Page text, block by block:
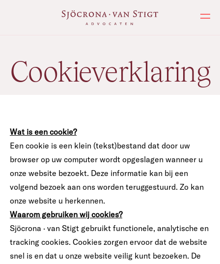
Cookieverklaring
Wat is een cookie?
Een cookie is een klein (tekst)bestand dat door uw
browser op uw computer wordt opgeslagen wanneer u
onze website bezoekt. Deze informatie kan bij een
volgend bezoek aan ons worden teruggestuurd. Zo kan
onze website u herkennen.
Waarom gebruiken wij cookies?
Sjöcrona · van Stigt gebruikt functionele, analytische en
tracking cookies. Cookies zorgen ervoor dat de website
snel is en dat u onze website veilig kunt bezoeken. De